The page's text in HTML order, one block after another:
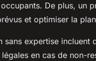
De plus, un
et optimiser la
sans expertise
en cas de non-